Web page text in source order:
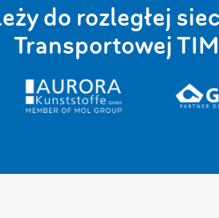
do rozległej
Transportowej